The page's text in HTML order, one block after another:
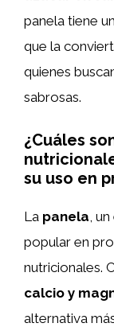
panela tiene
que la
quienes
sabrosas.
¿Cuáles
su uso en
La panela ,
popular en
nutricionales.
calcio y
alternativa